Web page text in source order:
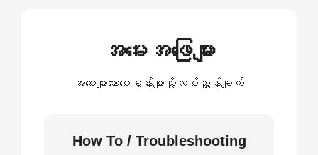
အမေးအဖြေများ
အမေးများသောမေးခွန်းများသို့လမ်းညွှန်ချက်
How To / Troubleshooting